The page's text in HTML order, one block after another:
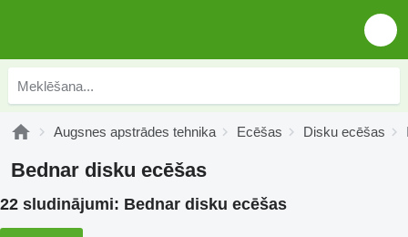
Augsnes apstrādes tehnika Ecēšas Disku ecēšas
Bednar disku ecēšas
22 sludinājumi: Bednar disku ecēšas